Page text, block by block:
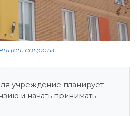
соцсети
учреждение планирует
и начать принимать